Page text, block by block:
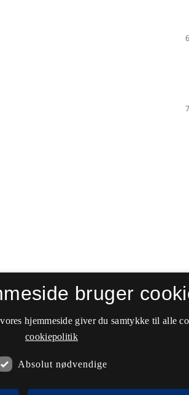
bruger
hjemmeside giver du samtykke til alle
cookiepolitik
Absolut nødvendige